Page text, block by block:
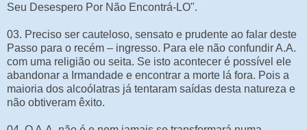
Seu Desespero Por Não Encontrá-LO".
03. Preciso ser cauteloso, sensato e prudente ao falar deste
Passo para o recém – ingresso. Para ele não confundir A.A.
com uma religião ou seita. Se isto acontecer é possível ele
abandonar a Irmandade e encontrar a morte lá fora. Pois a
maioria dos alcoólatras já tentaram saídas desta natureza e
não obtiveram êxito.